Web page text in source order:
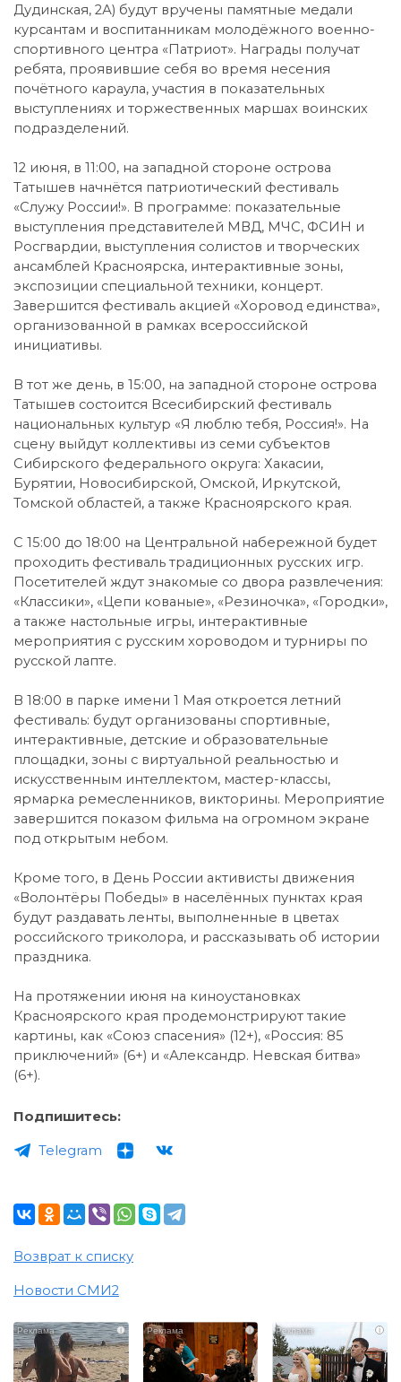
Дудинская, 2А) будут вручены памятные медали
курсантам и воспитанникам молодёжного военно-
спортивного центра «Патриот». Награды получат
ребята, проявившие себя во время несения
почётного караула, участия в показательных
выступлениях и торжественных маршах воинских
подразделений.
12 июня, в 11:00, на западной стороне острова
Татышев начнётся патриотический фестиваль
«Служу России!». В программе: показательные
выступления представителей МВД, МЧС, ФСИН и
Росгвардии, выступления солистов и творческих
ансамблей Красноярска, интерактивные зоны,
экспозиции специальной техники, концерт.
Завершится фестиваль акцией «Хоровод единства»,
организованной в рамках всероссийской
инициативы.
В тот же день, в 15:00, на западной стороне острова
Татышев состоится Всесибирский фестиваль
национальных культур «Я люблю тебя, Россия!». На
сцену выйдут коллективы из семи субъектов
Сибирского федерального округа: Хакасии,
Бурятии, Новосибирской, Омской, Иркутской,
Томской областей, а также Красноярского края.
С 15:00 до 18:00 на Центральной набережной будет
проходить фестиваль традиционных русских игр.
Посетителей ждут знакомые со двора развлечения:
«Классики», «Цепи кованые», «Резиночка», «Городки»,
а также настольные игры, интерактивные
мероприятия с русским хороводом и турниры по
русской лапте.
В 18:00 в парке имени 1 Мая откроется летний
фестиваль: будут организованы спортивные,
интерактивные, детские и образовательные
площадки, зоны с виртуальной реальностью и
искусственным интеллектом, мастер-классы,
ярмарка ремесленников, викторины. Мероприятие
завершится показом фильма на огромном экране
под открытым небом.
Кроме того, в День России активисты движения
«Волонтёры Победы» в населённых пунктах края
будут раздавать ленты, выполненные в цветах
российского триколора, и рассказывать об истории
праздника.
На протяжении июня на киноустановках
Красноярского края продемонстрируют такие
картины, как «Союз спасения» (12+), «Россия: 85
приключений» (6+) и «Александр. Невская битва»
(6+).
Подпишитесь:
Telegram
Возврат к списку
Новости СМИ2
i i i